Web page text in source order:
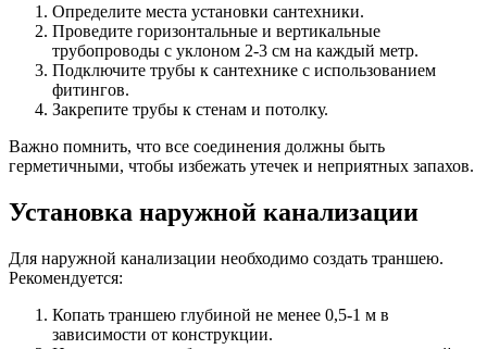
Определите места установки сантехники.
Проведите горизонтальные и вертикальные
трубопроводы с уклоном 2-3 см на каждый метр.
Подключите трубы к сантехнике с использованием
фитингов.
Закрепите трубы к стенам и потолку.
Важно помнить, что все соединения должны быть
герметичными, чтобы избежать утечек и неприятных запахов.
Установка наружной канализации
Для наружной канализации необходимо создать траншею.
Рекомендуется:
Копать траншею глубиной не менее 0,5-1 м в
зависимости от конструкции.